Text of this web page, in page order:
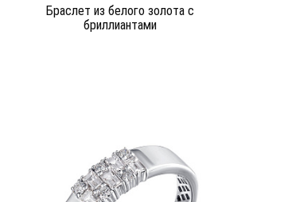
Браслет из белого золота c
бриллиантами